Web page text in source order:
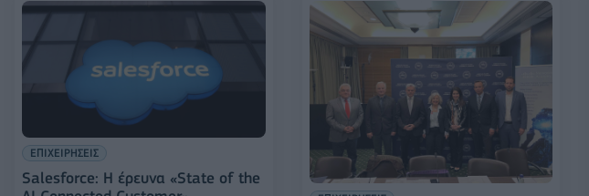
ΕΠΙΧΕΙΡΗΣΕΙΣ
Salesforce: Η έρευνα «State of the